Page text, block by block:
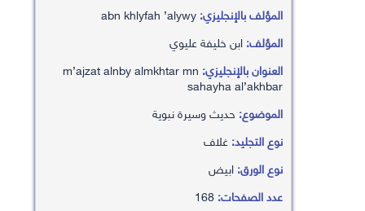
المؤلف بالإنجليزي:
المؤلف:ابن خليفة عليوي
العنوان بالإنجليزي: m’ajzat alnby almkhtar mn
sahayha al’akhbar
الموضوع: حديث وسيرة نبوية
نوع التجليد:غلاف
نوع الورق:ابيض
عدد الصفحات: